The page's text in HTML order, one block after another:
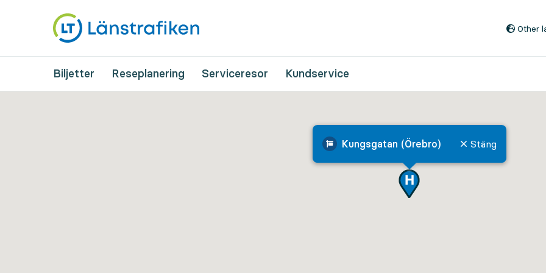
Other
Biljetter Reseplanering Serviceresor Kundservice
Kungsgatan (Örebro) Stäng